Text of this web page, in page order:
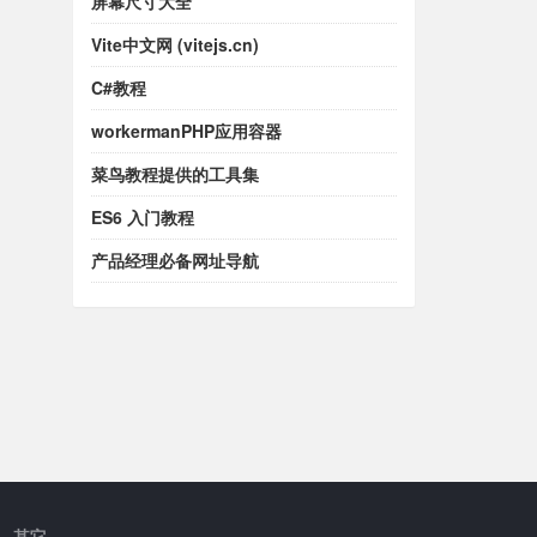
Vite中文网 (vitejs.cn)
C#教程
workermanPHP应用容器
菜鸟教程提供的工具集
ES6 入门教程
产品经理必备网址导航